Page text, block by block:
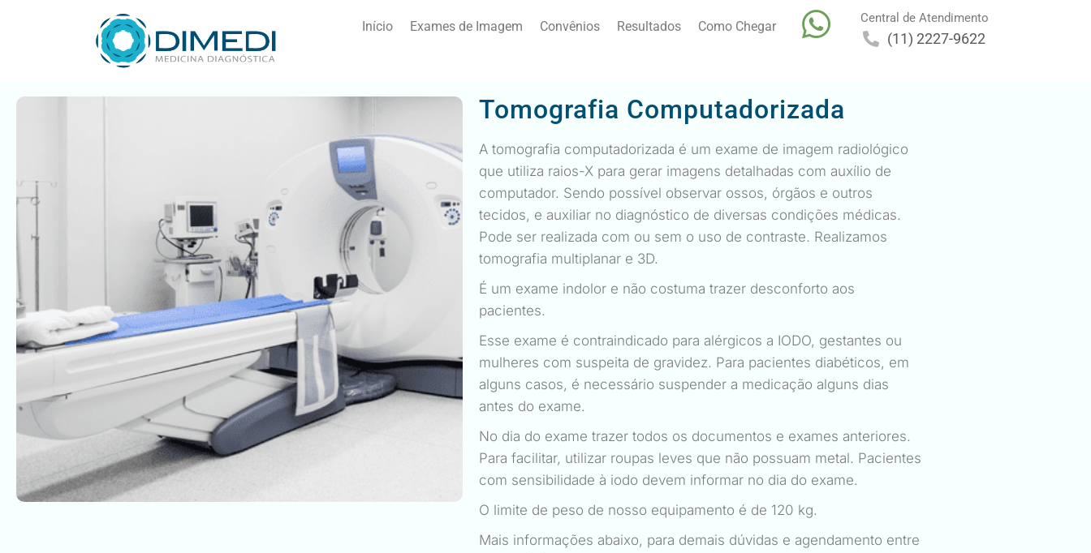
Início Exames de Imagem Convênios Resultados Como Chegar
Central de Atendimento
(11) 2227-9622
Tomografia Computadorizada
A tomografia computadorizada é um exame de imagem radiológico
que utiliza raios-X para gerar imagens detalhadas com auxílio de
computador. Sendo possível observar ossos, órgãos e outros
tecidos, e auxiliar no diagnóstico de diversas condições médicas.
Pode ser realizada com ou sem o uso de contraste. Realizamos
tomografia multiplanar e 3D.
É um exame indolor e não costuma trazer desconforto aos
pacientes.
Esse exame é contraindicado para alérgicos a IODO, gestantes ou
mulheres com suspeita de gravidez. Para pacientes diabéticos, em
alguns casos, é necessário suspender a medicação alguns dias
antes do exame.
No dia do exame trazer todos os documentos e exames anteriores.
Para facilitar, utilizar roupas leves que não possuam metal. Pacientes
com sensibilidade à iodo devem informar no dia do exame.
O limite de peso de nosso equipamento é de 120 kg.
Mais informações abaixo, para demais dúvidas e agendamento entre